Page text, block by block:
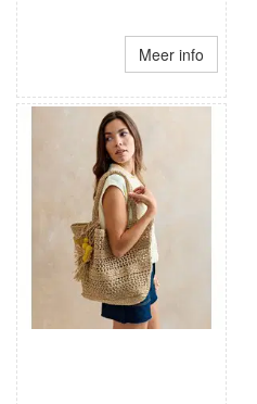
Meer info